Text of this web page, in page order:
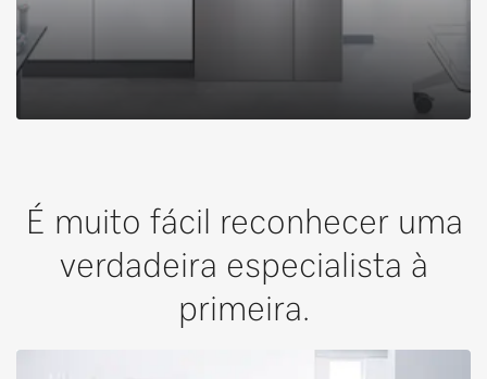
É muito fácil reconhecer uma
verdadeira especialista à
primeira.